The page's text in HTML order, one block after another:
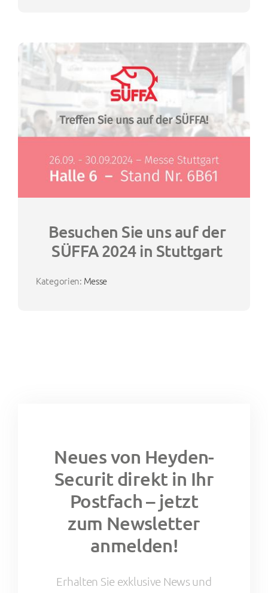
Besuchen Sie uns auf der
SÜFFA 2024 in Stuttgart
Kategorien: Messe
Neues von Heyden-
Securit direkt in Ihr
Postfach – jetzt
zum Newsletter
anmelden!
Erhalten Sie exklusive News und